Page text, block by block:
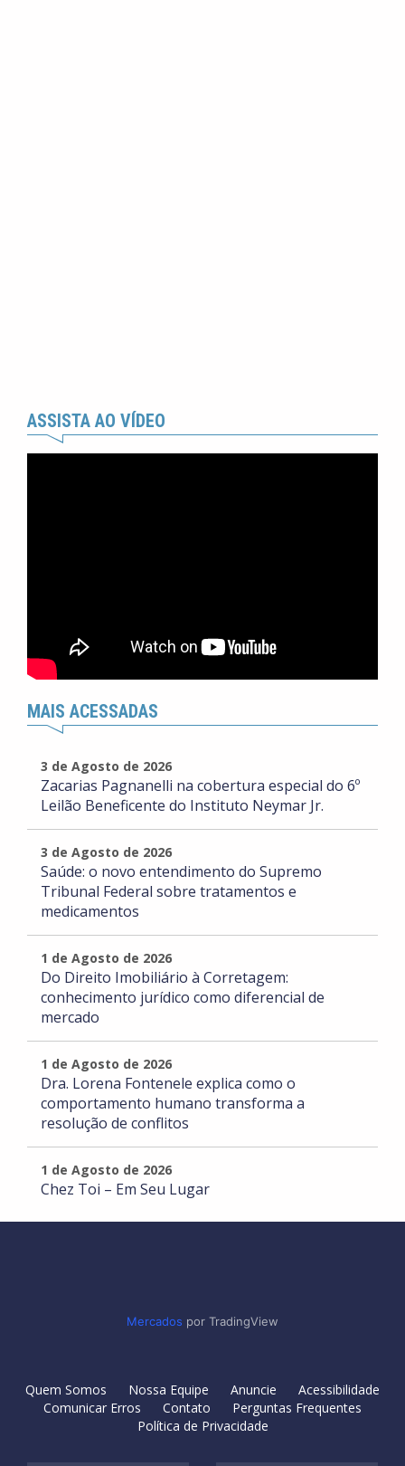
ASSISTA AO VÍDEO
MAIS ACESSADAS
3 de Agosto de 2026
Zacarias Pagnanelli na cobertura especial do 6º
Leilão Beneficente do Instituto Neymar Jr.
3 de Agosto de 2026
Saúde: o novo entendimento do Supremo
Tribunal Federal sobre tratamentos e
medicamentos
1 de Agosto de 2026
Do Direito Imobiliário à Corretagem:
conhecimento jurídico como diferencial de
mercado
1 de Agosto de 2026
Dra. Lorena Fontenele explica como o
comportamento humano transforma a
resolução de conflitos
1 de Agosto de 2026
Chez Toi – Em Seu Lugar
Mercados por TradingView
Quem Somos Nossa Equipe Anuncie
Acessibilidade
Comunicar Erros
Contato
Perguntas Frequentes
Política de Privacidade